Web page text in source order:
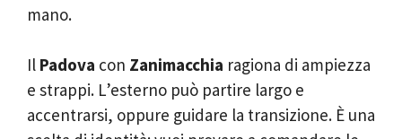
mano.
Il Padova con Zanimacchia ragiona di ampiezza
e strappi. L’esterno può partire largo e
accentrarsi, oppure guidare la transizione. È una